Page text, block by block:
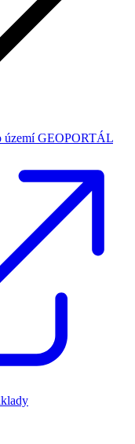
území GEOPORTÁL